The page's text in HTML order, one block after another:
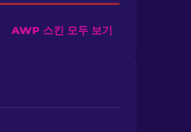
AWP 스킨 모두 보기